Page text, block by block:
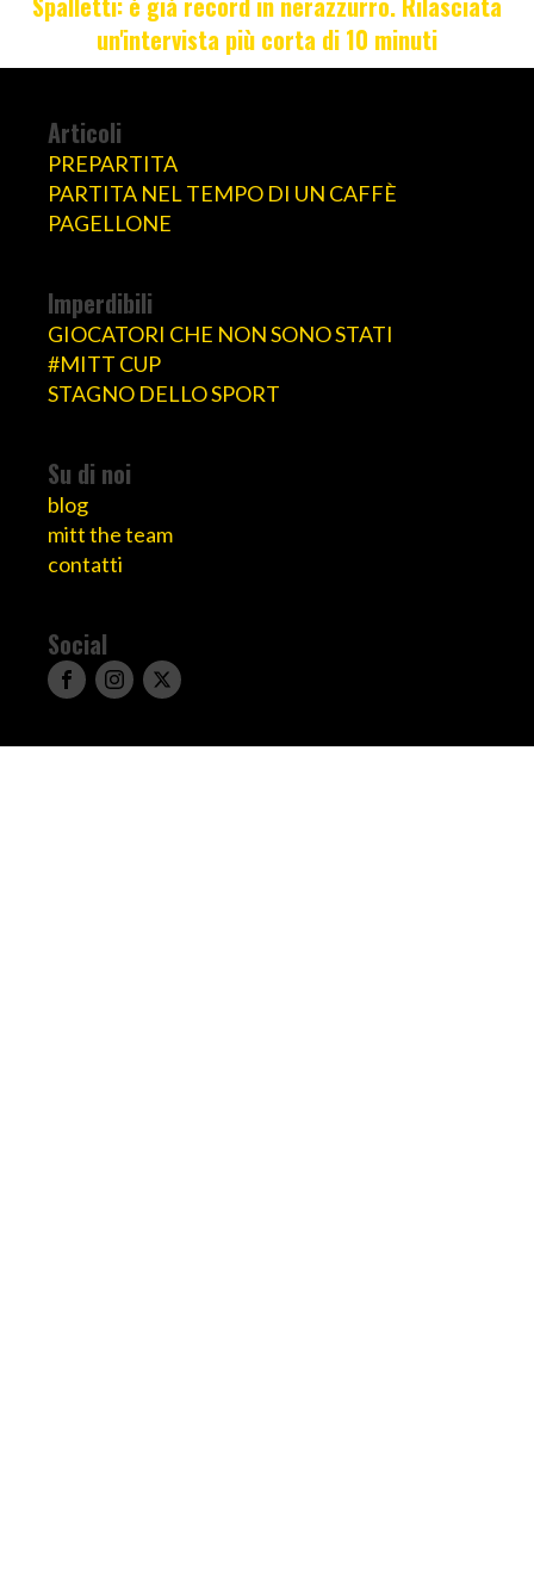
un'intervista più corta di 10 minuti
Articoli
PREPARTITA
PARTITA NEL TEMPO DI UN CAFFÈ
PAGELLONE
Imperdibili
GIOCATORI CHE NON SONO STATI
#MITT CUP
STAGNO DELLO SPORT
Su di noi
blog
mitt the team
contatti
Social